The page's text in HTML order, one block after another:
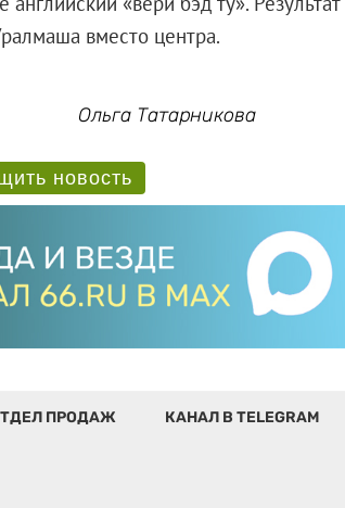
вместо центра.
Ольга Татарникова
новость
ПРОДАЖ КАНАЛ В TELEGRAM